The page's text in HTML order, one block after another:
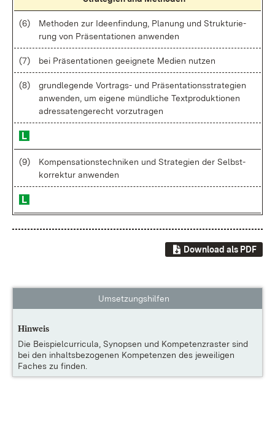
(6)
Me­tho­den zur Ide­en­fin­dung, Pla­nung und Struk­tu­rie­
rung von Prä­sen­ta­tio­nen an­wen­den
(7) bei Prä­sen­ta­tio­nen ge­eig­ne­te Me­di­en nut­zen
(8)
grund­le­gen­de Vor­trags- und Prä­sen­ta­ti­ons­stra­te­gi­en
an­wen­den, um ei­ge­ne münd­li­che Text­pro­duk­tio­nen
adres­sa­ten­ge­recht vor­zu­tra­gen
(9)
Kom­pen­sa­ti­ons­tech­ni­ken und Stra­te­gi­en der Selbst­
kor­rek­tur an­wen­den
Download als PDF
Umsetzungshilfen
Hinweis
Die Beispielcurricula, Synopsen und Kompetenzraster sind
bei den inhaltsbezogenen Kompetenzen des jeweiligen
Faches zu finden.